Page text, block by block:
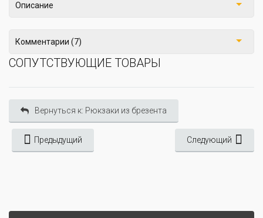
Описание
Комментарии (7)
СОПУТСТВУЮЩИЕ ТОВАРЫ
Вернуться к: Рюкзаки из брезента
Предыдущий Следующий